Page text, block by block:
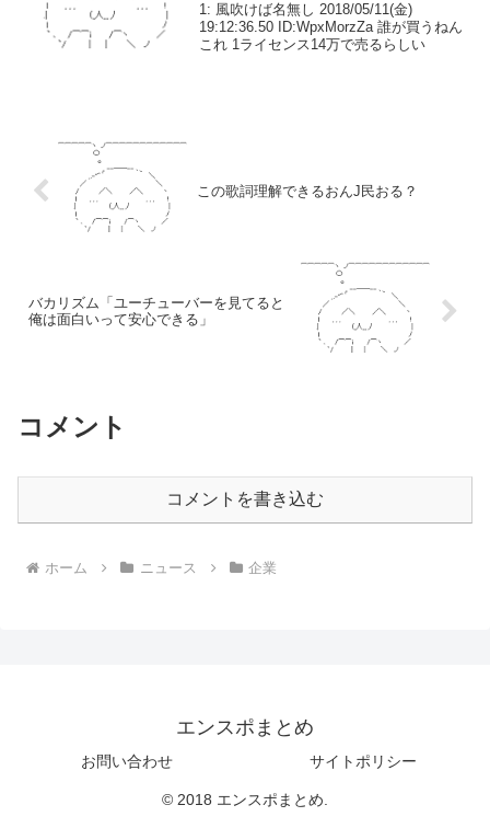
1: 風吹けば名無し 2018/05/11(金)
19:12:36.50 ID:WpxMorzZa 誰が買うねん
これ 1ライセンス14万で売るらしい
この歌詞理解できるおんJ民おる？
バカリズム「ユーチューバーを見てると
俺は面白いって安心できる」
コメント
コメントを書き込む
ホーム ニュース 企業
エンスポまとめ
お問い合わせ サイトポリシー
© 2018 エンスポまとめ.